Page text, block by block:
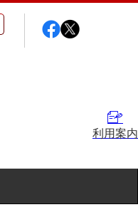
利用案内